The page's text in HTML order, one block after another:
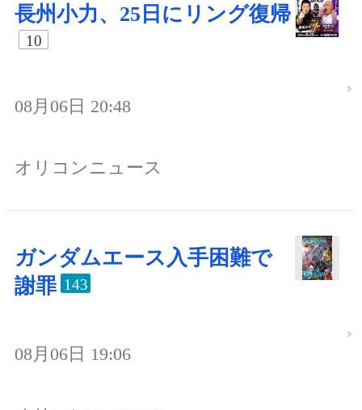
長州小力、25日にリング復帰
10
08月06日 20:48
オリコンニュース
ガンダムエース入手困難で
謝罪 143
08月06日 19:06